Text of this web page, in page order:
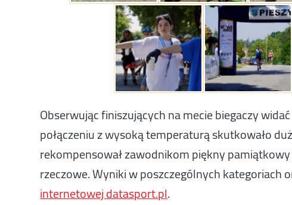
Obserwując finiszujących na mecie biegaczy
połączeniu z wysoką temperaturą skutkowało
rekompensował zawodnikom piękny
rzeczowe. Wyniki w poszczególnych kategoriach
internetowej datasport.pl.